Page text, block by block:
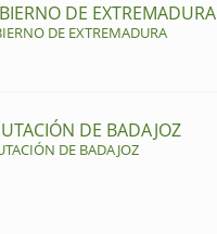
DE EXTREMADURA
DE EXTREMADURA
DE BADAJOZ
DE BADAJOZ